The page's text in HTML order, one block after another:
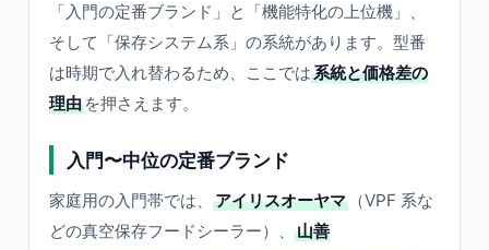
「入門の定番ブランド」と「機能特化の上位機」、
そして「保存システム系」の系統があります。型番
は時期で入れ替わるため、ここでは系統と価格差の
理由 を押さえます。
入門〜中位の定番ブランド
家庭用の入門帯では、 アイリスオーヤマ （VPF 系な
どの真空保存フードシーラー）、
山善